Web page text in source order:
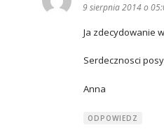
9 sierpnia 2014 o
Ja zdecydowanie
Serdecznosci
Anna
ODPOWIEDZ